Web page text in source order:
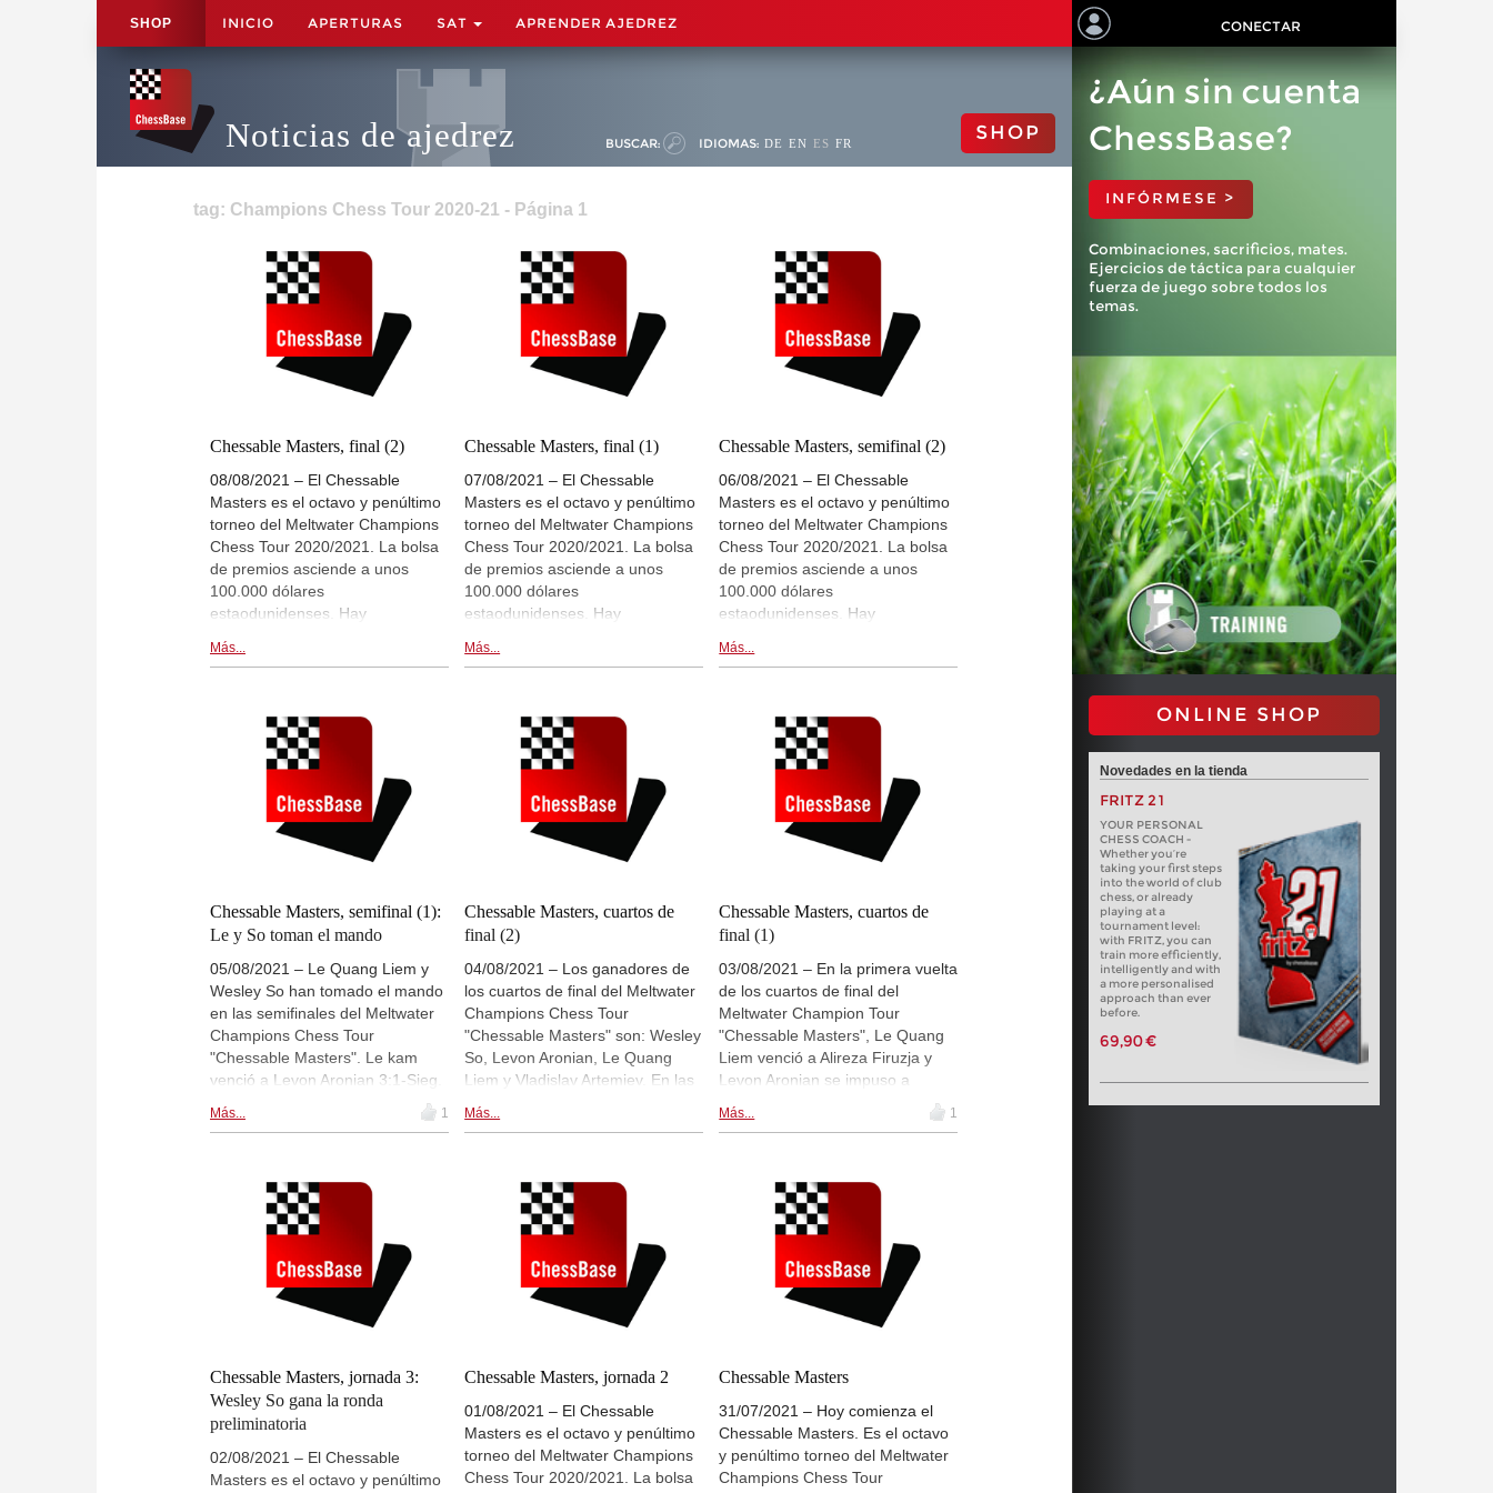
SHOP INICIO APERTURAS SAT APRENDER AJEDREZ CONECTAR
Noticias de ajedrez BUSCAR: IDIOMAS: DE EN ES FR SHOP
tag: Champions Chess Tour 2020-21 - Página 1
Chessable Masters, final (2)
08/08/2021 – El Chessable
Masters es el octavo y penúltimo
torneo del Meltwater Champions
Chess Tour 2020/2021. La bolsa
de premios asciende a unos
100.000 dólares
estaodunidenses. Hay
partidas en live.chessbase.com y
Imagen: Meltwater Champions
Chess Tour Chessable Masters
Más...
Chessable Masters, final (1)
07/08/2021 – El Chessable
Masters es el octavo y penúltimo
torneo del Meltwater Champions
Chess Tour 2020/2021. La bolsa
de premios asciende a unos
100.000 dólares
estaodunidenses. Hay
partidas en live.chessbase.com y
Imagen: Meltwater Champions
Chess Tour Chessable Masters
Más...
Chessable Masters, semifinal (2)
06/08/2021 – El Chessable
Masters es el octavo y penúltimo
torneo del Meltwater Champions
Chess Tour 2020/2021. La bolsa
de premios asciende a unos
100.000 dólares
estaodunidenses. Hay
partidas en live.chessbase.com y
Imagen: Meltwater Champions
Chess Tour Chessable Masters
Más...
Chessable Masters, semifinal (1):
Le y So toman el mando
05/08/2021 – Le Quang Liem y
Wesley So han tomado el mando
en las semifinales del Meltwater
Champions Chess Tour
"Chessable Masters". Le kam
venció a Levon Aronian 3:1-Sieg.
contra Vladislav Artemiev dejando
Müller. Semifinal 1. | Imagen:
Meltwater Champions Chess Tour
Chessable Masters 2021
Más... 1
Chessable Masters, cuartos de
final (2)
04/08/2021 – Los ganadores de
los cuartos de final del Meltwater
Champions Chess Tour
"Chessable Masters" son: Wesley
So, Levon Aronian, Le Quang
Liem y Vladislav Artemiev. En las
Artemiev y Le vs. Aronian.
partida Artemiev vs. Nakamura. |
Imagen: Meltwater Champions
Chess Tour Chessable Masters
Más...
Chessable Masters, cuartos de
final (1)
03/08/2021 – En la primera vuelta
de los cuartos de final del
Meltwater Champion Tour
"Chessable Masters", Le Quang
Liem venció a Alireza Firuzja y
Levon Aronian se impuso a
Shakhriyar Mamedyarov. Jorden
van Foreest se apuntó una
Cuartos de final 1. Con análisis
de los finales de partidas, a cargo
de GM Karsten Mueller.| Imagen:
Meltwater Champions Chess Tour
Chessable Masters 2021
Más... 1
Chessable Masters, jornada 3:
Wesley So gana la ronda
preliminatoria
02/08/2021 – El Chessable
Masters es el octavo y penúltimo
Chessable Masters, jornada 2
01/08/2021 – El Chessable
Masters es el octavo y penúltimo
torneo del Meltwater Champions
Chess Tour 2020/2021. La bolsa
Chessable Masters
31/07/2021 – Hoy comienza el
Chessable Masters. Es el octavo
y penúltimo torneo del Meltwater
Champions Chess Tour
¿Aún sin cuenta
ChessBase?
INFÓRMESE >
Combinaciones, sacrificios, mates.
Ejercicios de táctica para cualquier
fuerza de juego sobre todos los
temas.
ONLINE SHOP
Novedades en la tienda
FRITZ 21
YOUR PERSONAL
CHESS COACH -
Whether you’re
taking your first steps
into the world of club
chess, or already
playing at a
tournament level:
with FRITZ, you can
train more efficiently,
intelligently and with
a more personalised
approach than ever
before.
69,90 €